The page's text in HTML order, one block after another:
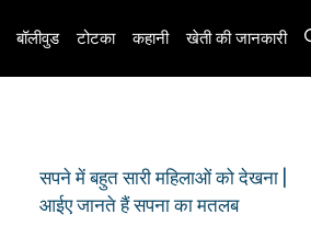
बॉलीवुड टोटका कहानी खेती की जानकारी
सपने में बहुत सारी महिलाओं को देखना |
आईए जानते हैं सपना का मतलब